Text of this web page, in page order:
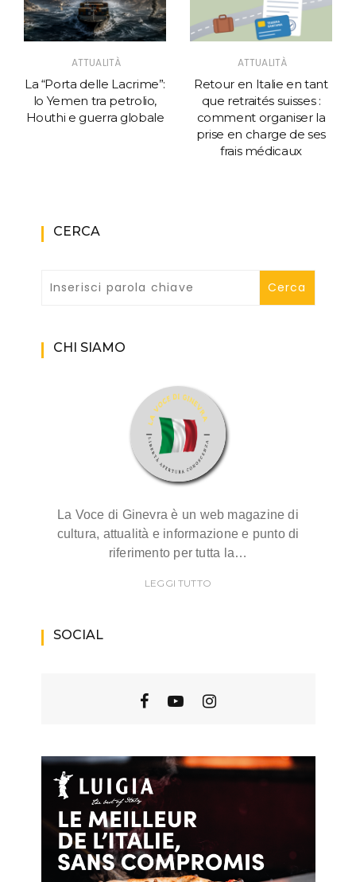
ATTUALITÀ
La “Porta delle Lacrime”:
lo Yemen tra petrolio,
Houthi e guerra globale
ATTUALITÀ
Retour en Italie en tant
que retraités suisses :
comment organiser la
prise en charge de ses
frais médicaux
CERCA
CHI SIAMO
La Voce di Ginevra è un web magazine di
cultura, attualità e informazione e punto di
riferimento per tutta la…
LEGGI TUTTO
SOCIAL